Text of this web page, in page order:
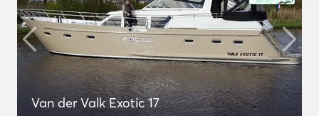
Van der Valk Exotic 17